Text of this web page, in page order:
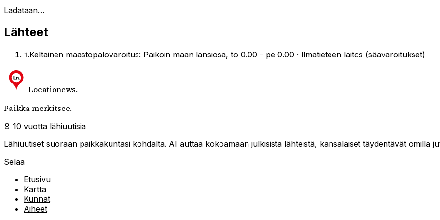
Ladataan…
Lähteet
1.Keltainen maastopalovaroitus: Paikoin maan länsiosa, to 0.00 - pe 0.00 · Ilmatieteen laitos (säävaroitukset)
Locationews.
Paikka merkitsee.
10 vuotta lähiuutisia
Lähiuutiset suoraan paikkakuntasi kohdalta. AI auttaa kokoamaan julkisista lähteistä, kansalaiset täydentävät omilla
Selaa
Etusivu
Kartta
Kunnat
Aiheet